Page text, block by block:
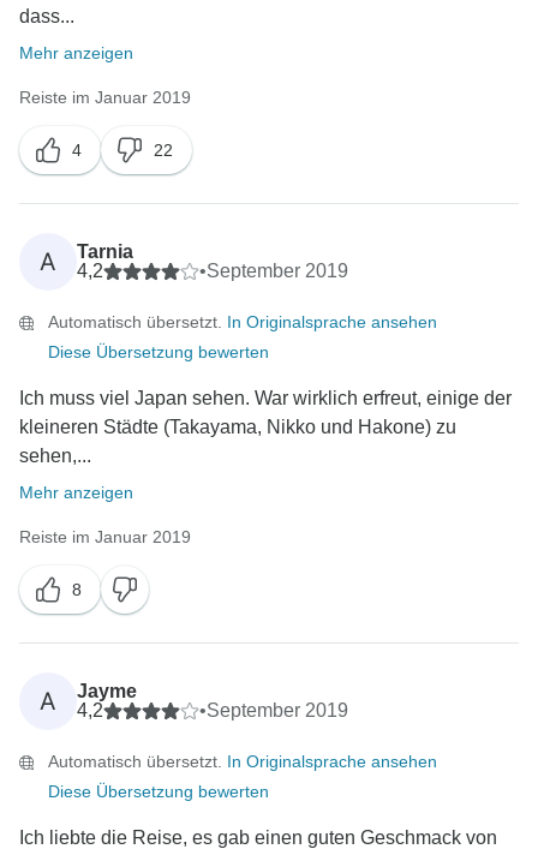
dass...
Mehr anzeigen
Reiste im Januar 2019
4 22
A
Tarnia
4,2
•September 2019
Automatisch übersetzt. In Originalsprache ansehen
Diese Übersetzung bewerten
Ich muss viel Japan sehen. War wirklich erfreut, einige der
kleineren Städte (Takayama, Nikko und Hakone) zu
sehen,...
Mehr anzeigen
Reiste im Januar 2019
8
A
Jayme
4,2
•September 2019
Automatisch übersetzt. In Originalsprache ansehen
Diese Übersetzung bewerten
Ich liebte die Reise, es gab einen guten Geschmack von